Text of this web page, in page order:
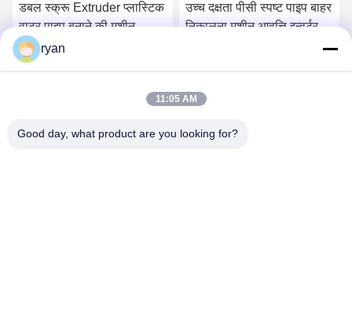
डबल स्क्रू Extruder प्लास्टिक
वाटर पाइप बनाने की मशीन,
पीवीसी पाइप बाहर निकालना
लाइन
उच्च दक्षता पीसी स्पष्ट पाइप बाहर
निकालना मशीन आवृत्ति इन्वर्टर
ryan
11:05 AM
Good day, what product are you looking for?